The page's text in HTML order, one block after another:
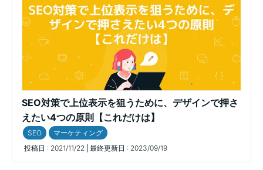
SEO対策で上位表示を狙うために、デザインで押さ
えたい4つの原則【これだけは】
SEO
マーケティング
投稿日 : 2021/11/22 最終更新日 : 2023/09/19